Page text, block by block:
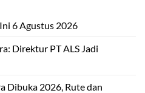
6 Agustus 2026
Direktur PT ALS Jadi
Dibuka 2026, Rute dan